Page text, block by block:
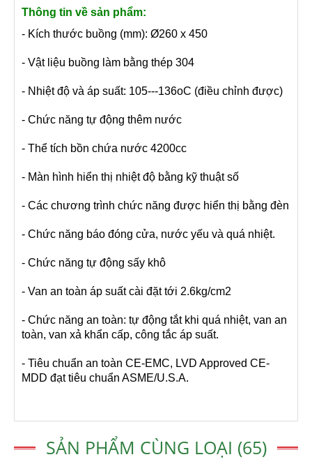
Thông tin về sản phẩm:
- Kích thước buồng (mm): Ø260 x 450
- Vật liệu buồng làm bằng thép 304
- Nhiệt độ và áp suất: 105---136oC (điều chỉnh được)
- Chức năng tự động thêm nước
- Thể tích bồn chứa nước 4200cc
- Màn hình hiển thị nhiệt độ bằng kỹ thuật số
- Các chương trình chức năng được hiển thị bằng đèn
- Chức năng báo đóng cửa, nước yếu và quá nhiệt.
- Chức năng tự động sấy khô
- Van an toàn áp suất cài đặt tới 2.6kg/cm2
- Chức năng an toàn: tự động tắt khi quá nhiệt, van an
toàn, van xả khẩn cấp, công tắc áp suất.
- Tiêu chuẩn an toàn CE-EMC, LVD Approved CE-
MDD đạt tiêu chuẩn ASME/U.S.A.
SẢN PHẨM CÙNG LOẠI (65)